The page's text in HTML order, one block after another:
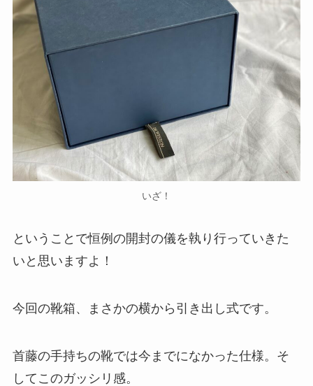
いざ！
ということで恒例の開封の儀を執り行っていきた
いと思いますよ！
今回の靴箱、まさかの横から引き出し式です。
首藤の手持ちの靴では今までになかった仕様。そ
してこのガッシリ感。